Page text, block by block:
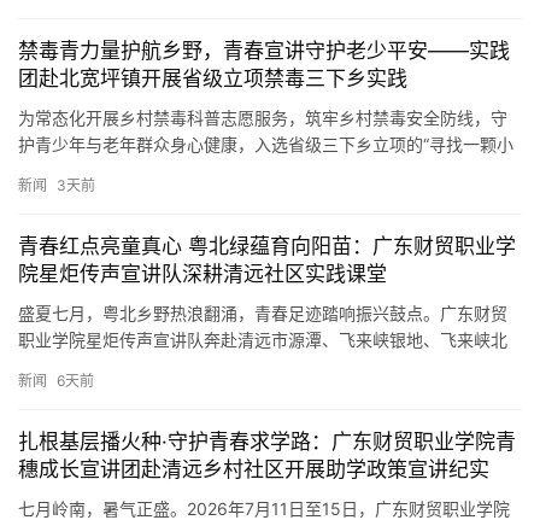
禁毒青力量护航乡野，青春宣讲守护老少平安——实践
团赴北宽坪镇开展省级立项禁毒三下乡实践
为常态化开展乡村禁毒科普志愿服务，筑牢乡村禁毒安全防线，守
护青少年与老年群众身心健康，入选省级三下乡立项的“寻找一颗小
新闻 3天前
青春红点亮童真心 粤北绿蕴育向阳苗：广东财贸职业学
院星炬传声宣讲队深耕清远社区实践课堂
盛夏七月，粤北乡野热浪翻涌，青春足迹踏响振兴鼓点。广东财贸
职业学院星炬传声宣讲队奔赴清远市源潭、飞来峡银地、飞来峡北
红色铸…
新闻 6天前
扎根基层播火种·守护青春求学路：广东财贸职业学院青
穗成长宣讲团赴清远乡村社区开展助学政策宣讲纪实
七月岭南，暑气正盛。2026年7月11日至15日，广东财贸职业学院